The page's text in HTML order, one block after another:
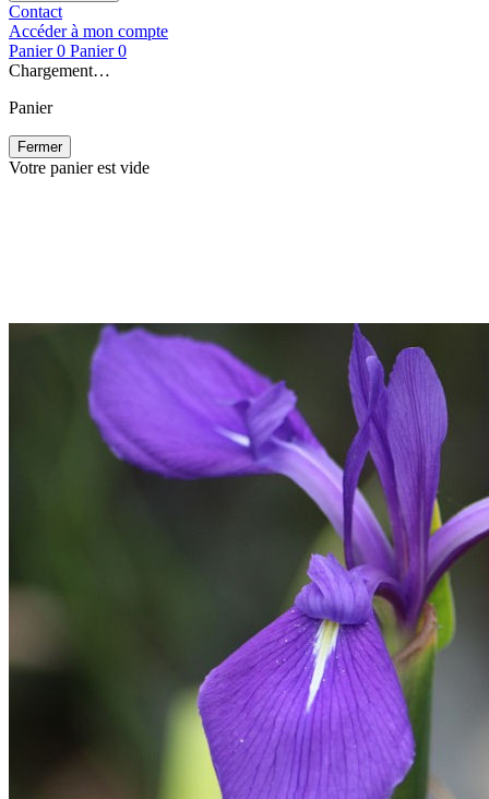
Contact
Accéder à mon compte
Panier 0 Panier 0
Chargement…
Panier
Fermer
Votre panier est vide